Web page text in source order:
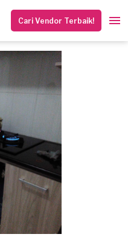
Cari Vendor Terbaik!